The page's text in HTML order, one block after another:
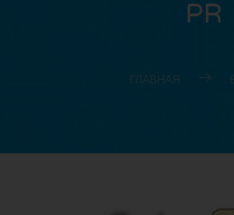
PR
ГЛАВНАЯ